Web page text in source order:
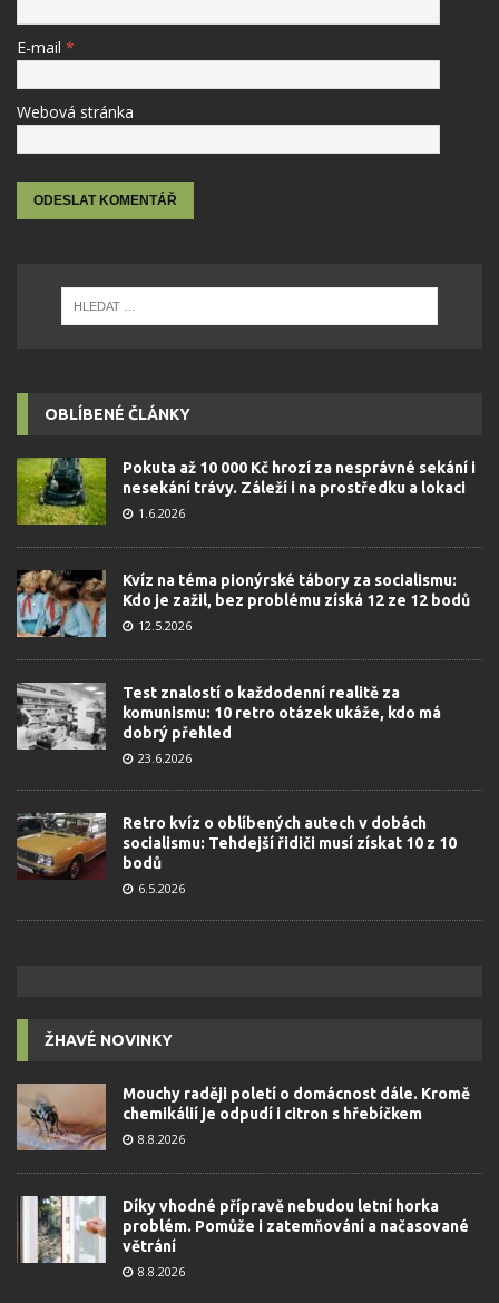
E-mail *
Webová stránka
OBLÍBENÉ ČLÁNKY
Pokuta až 10 000 Kč hrozí za nesprávné sekání i
nesekání trávy. Záleží i na prostředku a lokaci
1.6.2026
Kvíz na téma pionýrské tábory za socialismu:
Kdo je zažil, bez problému získá 12 ze 12 bodů
12.5.2026
Test znalostí o každodenní realitě za
komunismu: 10 retro otázek ukáže, kdo má
dobrý přehled
23.6.2026
Retro kvíz o oblíbených autech v dobách
socialismu: Tehdejší řidiči musí získat 10 z 10
bodů
6.5.2026
ŽHAVÉ NOVINKY
Mouchy raději poletí o domácnost dále. Kromě
chemikálií je odpudí i citron s hřebíčkem
8.8.2026
Díky vhodné přípravě nebudou letní horka
problém. Pomůže i zatemňování a načasované
větrání
8.8.2026